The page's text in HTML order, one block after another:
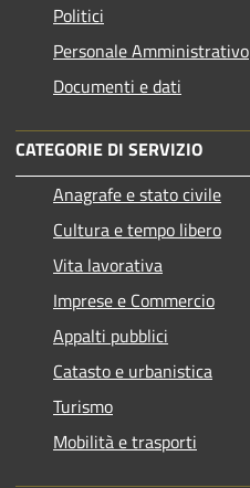
Politici
Personale Amministrativo
Documenti e dati
CATEGORIE DI SERVIZIO
Anagrafe e stato civile
Cultura e tempo libero
Vita lavorativa
Imprese e Commercio
Appalti pubblici
Catasto e urbanistica
Turismo
Mobilità e trasporti